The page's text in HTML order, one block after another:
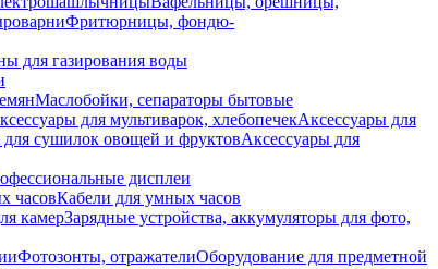
Фритюрницы, фондю-
для газирования воды
Маслобойки, сепараторы бытовые
для мультиварок, хлебопечекАксессуары для
для сушилок овощей и фруктовАксессуары для
дисплеи
часовКабели для умных часов
камерЗарядные устройства, аккумуляторы для фото,
Фотозонты, отражателиОборудование для предметной